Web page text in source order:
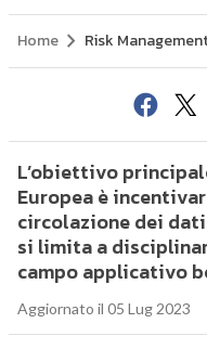
Home Risk
L’obiettivo
Europea è
circolazione dei
si limita a
campo applicativo
Aggiornato il 05 Lug 2023